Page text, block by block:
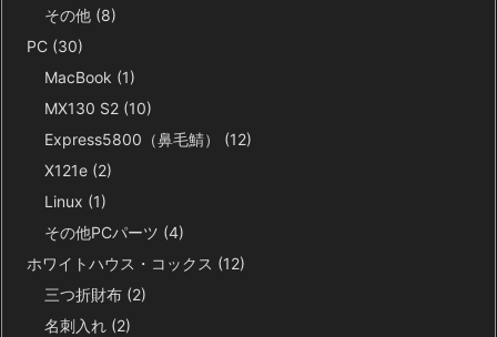
その他 (8)
PC (30)
MacBook (1)
MX130 S2 (10)
Express5800（鼻毛鯖） (12)
X121e (2)
Linux (1)
その他PCパーツ (4)
ホワイトハウス・コックス (12)
三つ折財布 (2)
名刺入れ (2)